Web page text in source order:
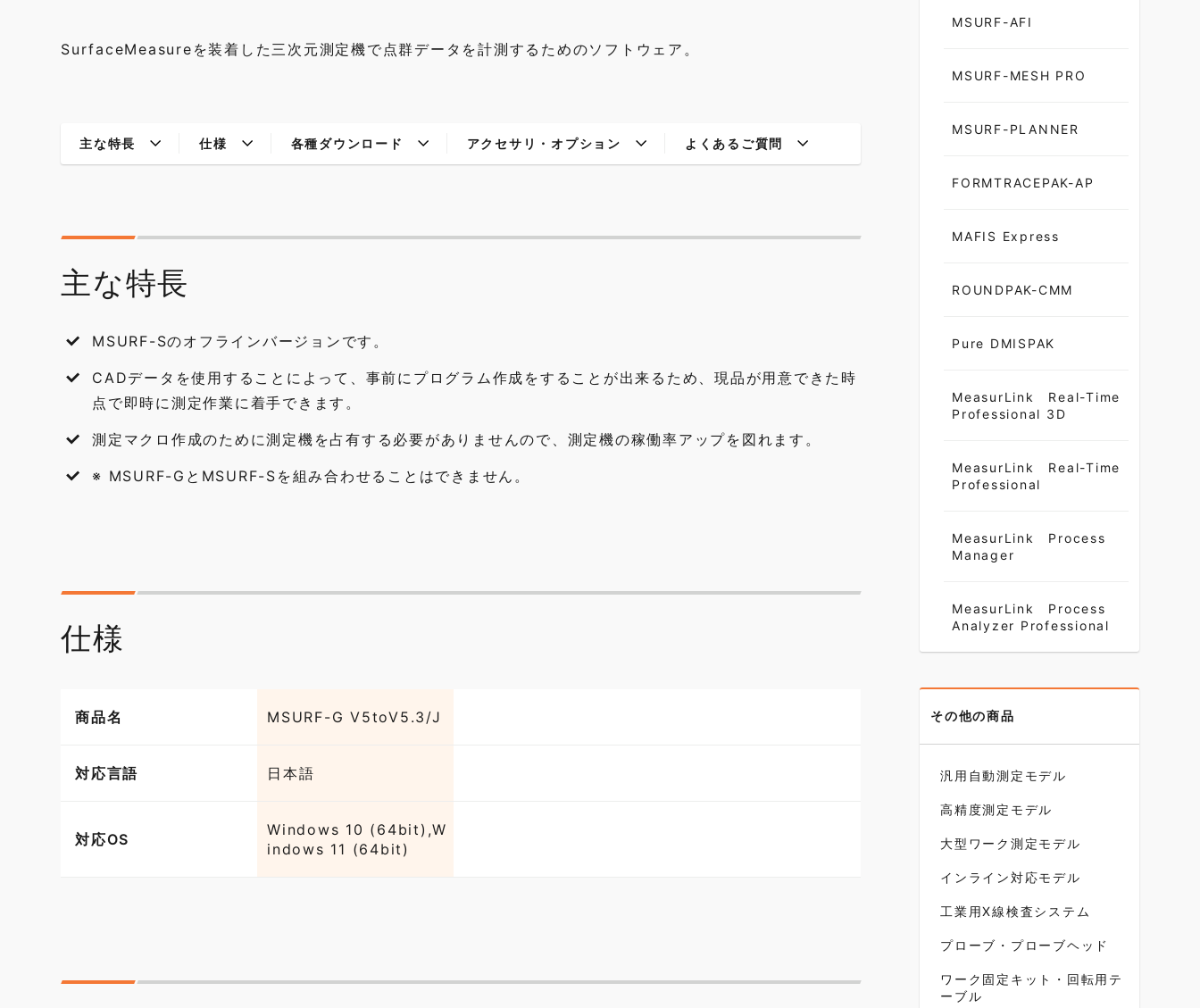
SurfaceMeasureを装着した三次元測定機で点群データを計測するためのソフトウェア。
主な特長 仕様 各種ダウンロード アクセサリ・オプション よくあるご質問
主な特長
MSURF-Sのオフラインバージョンです。
CADデータを使用することによって、事前にプログラム作成をすることが出来るため、現品が用意できた時
点で即時に測定作業に着手できます。
測定マクロ作成のために測定機を占有する必要がありませんので、測定機の稼働率アップを図れます。
※ MSURF-GとMSURF-Sを組み合わせることはできません。
仕様
商品名 MSURF-G V5toV5.3/J
対応言語 日本語
対応OS
Windows 10 (64bit),W
indows 11 (64bit)
MSURF-AFI
MSURF-MESH PRO
MSURF-PLANNER
FORMTRACEPAK-AP
MAFIS Express
ROUNDPAK-CMM
Pure DMISPAK
MeasurLink Real-Time
Professional 3D
MeasurLink Real-Time
Professional
MeasurLink Process
Manager
MeasurLink Process
Analyzer Professional
その他の商品
汎用自動測定モデル
高精度測定モデル
大型ワーク測定モデル
インライン対応モデル
工業用X線検査システム
プローブ・プローブヘッド
ワーク固定キット・回転用テ
ーブル